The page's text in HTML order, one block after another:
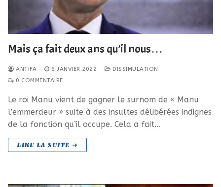
Mais ça fait deux ans qu’il nous…
ANTIFA 6 JANVIER 2022
DISSIMULATION
0 COMMENTAIRE
Le roi Manu vient de gagner le surnom de « Manu
l’emmerdeur » suite à des insultes délibérées indignes
de la fonction qu’il occupe. Cela a fait…
LIRE LA SUITE ➜